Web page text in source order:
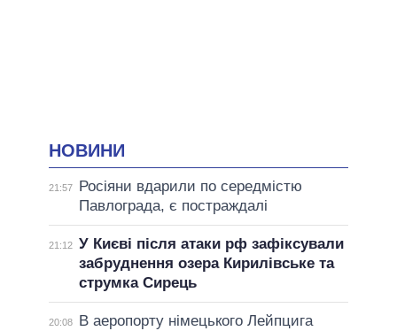
НОВИНИ
21:57
Росіяни вдарили по середмістю
Павлограда, є постраждалі
21:12 У Києві після атаки рф зафіксували
забруднення озера Кирилівське та
струмка Сирець
20:08
В аеропорту німецького Лейпцига